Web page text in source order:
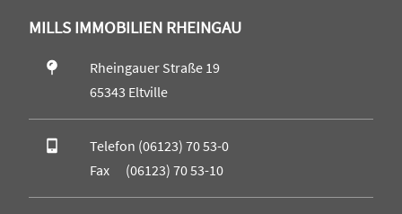
MILLS IMMOBILIEN RHEINGAU
Rheingauer Straße 19
65343 Eltville
Telefon (06123) 70 53-0
Fax (06123) 70 53-10